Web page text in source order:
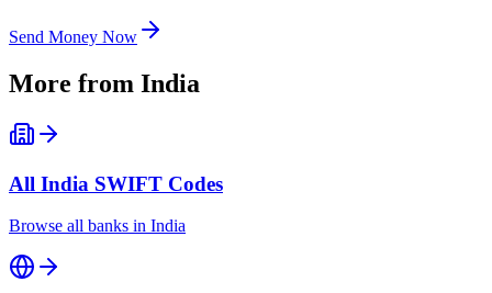
Send Money Now
More from India
All India SWIFT Codes
Browse all banks in India